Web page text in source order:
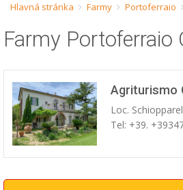
Hlavná stránka Farmy Portoferraio
Farmy Portoferraio
Agriturismo
Loc.
Tel: +39.